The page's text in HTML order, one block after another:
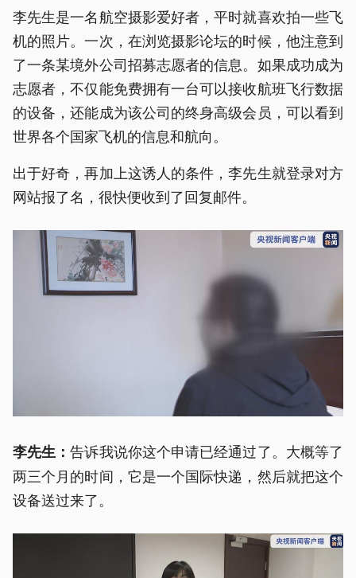
李先生是一名航空摄影爱好者，平时就喜欢拍一些飞
机的照片。一次，在浏览摄影论坛的时候，他注意到
了一条某境外公司招募志愿者的信息。如果成功成为
志愿者，不仅能免费拥有一台可以接收航班飞行数据
的设备，还能成为该公司的终身高级会员，可以看到
世界各个国家飞机的信息和航向。
出于好奇，再加上这诱人的条件，李先生就登录对方
网站报了名，很快便收到了回复邮件。
李先生：告诉我说你这个申请已经通过了。大概等了
两三个月的时间，它是一个国际快递，然后就把这个
设备送过来了。